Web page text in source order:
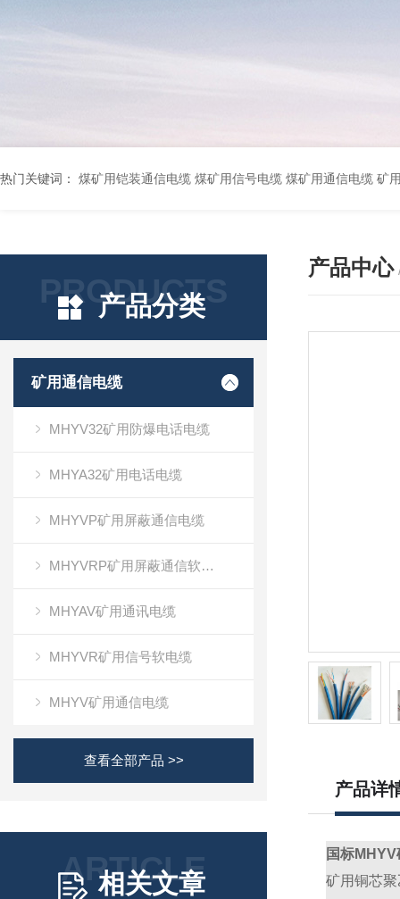
热门关键词： 煤矿用铠装通信电缆 煤矿用信号电缆 煤矿用通信电缆 矿用阻燃通信电缆 矿用监控电缆 矿用通信电缆 橡套软电缆YZ-3*1.5+1 YCW橡胶电缆3*10+1*6 船用橡套软电缆CEFR-3*2.5 煤矿用移动橡套软电缆MY3*4+1*4
PRODUCTS
产品分类
矿用通信电缆
MHYV32矿用防爆电话电缆
MHYA32矿用电话电缆
MHYVP矿用屏蔽通信电缆
MHYVRP矿用屏蔽通信软电缆
MHYAV矿用通讯电缆
MHYVR矿用信号软电缆
MHYV矿用通信电缆
查看全部产品 >>
ARTICLE
相关文章
产品中心
产品详
国标
矿用铜芯